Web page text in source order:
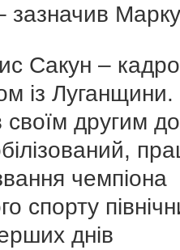
зазначив
Сакун –
із
своїм другим
чемпіона
спорту
днів